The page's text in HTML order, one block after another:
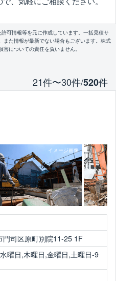
可情報等を元に作成しています。一括見積サ
また情報が最新でない場合もございます。株式
についての責任を負いません。
21件〜30件/520件
門司区原町別院11-25 1F
曜日,木曜日,金曜日,土曜日-9